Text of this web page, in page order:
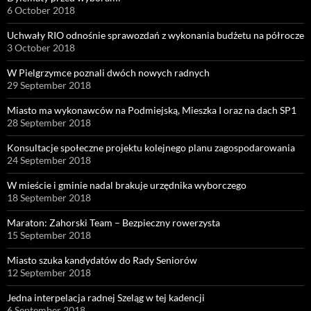
6 October 2018
Uchwały RIO odnośnie sprawozdań z wykonania budżetu na półrocze
3 October 2018
W Pielgrzymce poznali dwóch nowych radnych
29 September 2018
Miasto ma wykonawców na Podmiejską, Mieszka I oraz na dach SP1
28 September 2018
Konsultacje społeczne projektu kolejnego planu zagospodarowania
24 September 2018
W mieście i gminie nadal brakuje urzędnika wyborczego
18 September 2018
Maraton: Zahorski Team – Bezpieczny rowerzysta
15 September 2018
Miasto szuka kandydatów do Rady Seniorów
12 September 2018
Jedna interpelacja radnej Szeląg w tej kadencji